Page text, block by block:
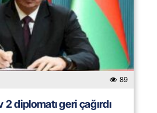
89
diplomatı geri çağırdı